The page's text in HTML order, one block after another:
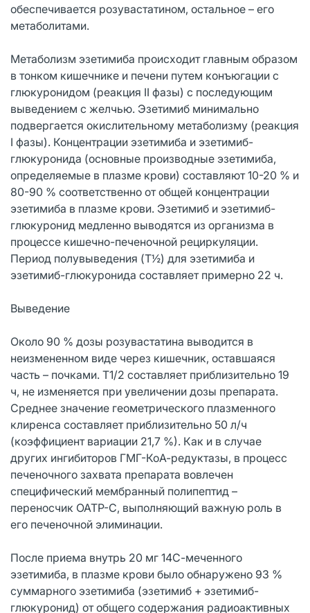
обеспечивается розувастатином, остальное – его
метаболитами.
Метаболизм эзетимиба происходит главным образом
в тонком кишечнике и печени путем конъюгации с
глюкуронидом (реакция II фазы) с последующим
выведением с желчью. Эзетимиб минимально
подвергается окислительному метаболизму (реакция
I фазы). Концентрации эзетимиба и эзетимиб-
глюкуронида (основные производные эзетимиба,
определяемые в плазме крови) составляют 10-20 % и
80-90 % соответственно от общей концентрации
эзетимиба в плазме крови. Эзетимиб и эзетимиб-
глюкуронид медленно выводятся из организма в
процессе кишечно-печеночной рециркуляции.
Период полувыведения (T½) для эзетимиба и
эзетимиб-глюкуронида составляет примерно 22 ч.
Выведение
Около 90 % дозы розувастатина выводится в
неизмененном виде через кишечник, оставшаяся
часть – почками. T1/2 составляет приблизительно 19
ч, не изменяется при увеличении дозы препарата.
Среднее значение геометрического плазменного
клиренса составляет приблизительно 50 л/ч
(коэффициент вариации 21,7 %). Как и в случае
других ингибиторов ГМГ-КоА-редуктазы, в процесс
печеночного захвата препарата вовлечен
специфический мембранный полипептид –
переносчик ОАТР-С, выполняющий важную роль в
его печеночной элиминации.
После приема внутрь 20 мг 14С-меченного
эзетимиба, в плазме крови было обнаружено 93 %
суммарного эзетимиба (эзетимиб + эзетимиб-
глюкуронид) от общего содержания радиоактивных